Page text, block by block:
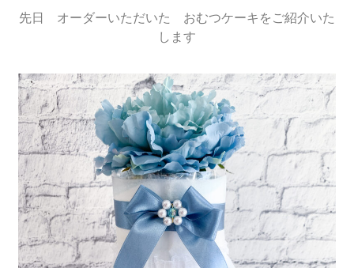
先日 オーダーいただいた おむつケーキをご紹介いた
します